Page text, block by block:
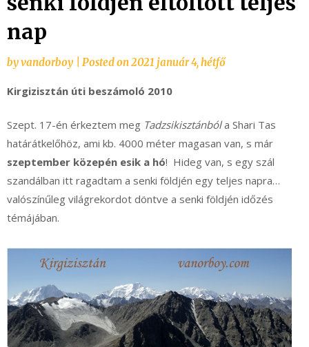
nap
byvandorboy Posted on2021 január 4, hétfő
Kirgizisztán úti beszámoló 2010
Szept. 17-én érkeztem meg Tadzsikisztánbóla Shari Tas
határátkelőhöz, ami kb. 4000 méter magasan van, s már
szeptember közepén esik a hó! Hideg van, s egy szál
szandálban itt ragadtam a senki földjén egy teljes napra…
valószínűleg világrekordot döntve a senki földjén időzés
témájában.